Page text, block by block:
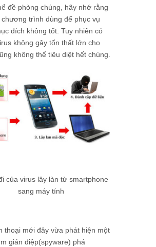
đề phòng chúng, hãy nhớ rằng
trình dùng để phục vụ
đích không tốt. Tuy nhiên có
không gây tổn thất lớn cho
không thể tiêu diệt hết chúng.
của virus lây làn từ smartphone
sang máy tính
thoại mới đây vừa phát hiện một
gián điệp(spyware) phá